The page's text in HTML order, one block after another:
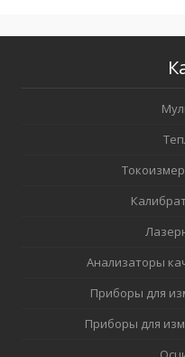
Анализаторы
Приборы для
Приборы для